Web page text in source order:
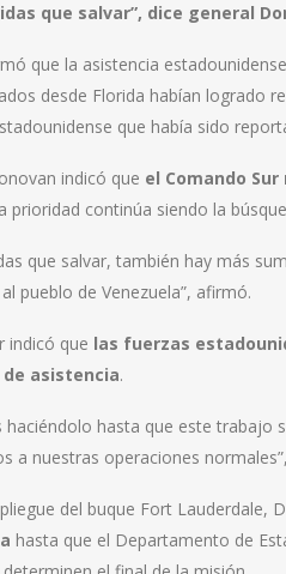
que salvar”, dice general
que la asistencia
desde Florida habían logrado
que había sido
indicó que el Comando
prioridad continúa siendo la
que salvar, también hay más
pueblo de Venezuela”, afirmó.
indicó que las fuerzas
asistencia.
haciéndolo hasta que este
a nuestras operaciones
del buque Fort Lauderdale,
hasta que el Departamento de